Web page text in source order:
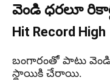
వెండి ధరలూ
Hit Record High
బంగారంతో పాటు
స్థాయికి చేరాయి.